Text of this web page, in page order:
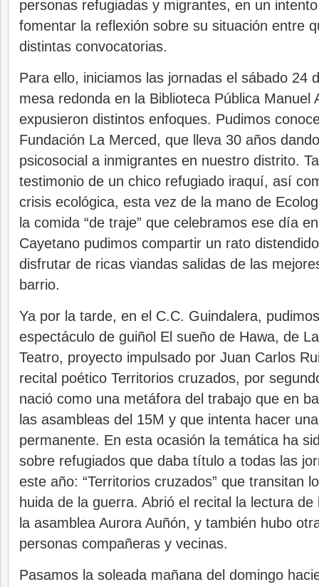
personas refugiadas y migrantes, en un
fomentar la reflexión sobre su situación entre
distintas convocatorias.
Para ello, iniciamos las jornadas el sábado 24
mesa redonda en la Biblioteca Pública Manuel
expusieron distintos enfoques. Pudimos
Fundación La Merced, que lleva 30 años
psicosocial a inmigrantes en nuestro distrito.
testimonio de un chico refugiado iraquí, así
crisis ecológica, esta vez de la mano de
la comida “de traje” que celebramos ese día
Cayetano pudimos compartir un rato
disfrutar de ricas viandas salidas de las
barrio.
Ya por la tarde, en el C.C. Guindalera,
espectáculo de guiñol El sueño de Hawa, de
Teatro, proyecto impulsado por Juan Carlos
recital poético Territorios cruzados, por
nació como una metáfora del trabajo que en
las asambleas del 15M y que intenta hacer
permanente. En esta ocasión la temática ha
sobre refugiados que daba título a todas las
este año: “Territorios cruzados” que transitan
huida de la guerra. Abrió el recital la lectura
la asamblea Aurora Auñón, y también hubo
personas compañeras y vecinas.
Pasamos la soleada mañana del domingo